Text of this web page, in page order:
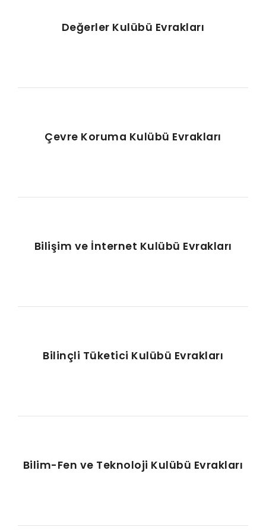
Değerler Kulübü Evrakları
Çevre Koruma Kulübü Evrakları
Bilişim ve İnternet Kulübü Evrakları
Bilinçli Tüketici Kulübü Evrakları
Bilim-Fen ve Teknoloji Kulübü Evrakları